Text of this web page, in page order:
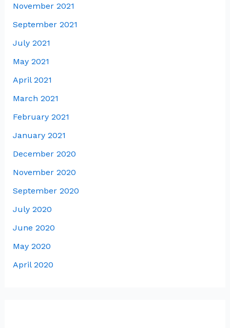
November 2021
September 2021
July 2021
May 2021
April 2021
March 2021
February 2021
January 2021
December 2020
November 2020
September 2020
July 2020
June 2020
May 2020
April 2020